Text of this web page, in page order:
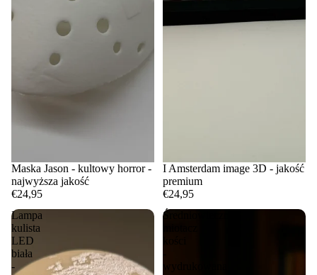
Maska Jason - kultowy horror -
najwyższa jakość
€24,95
I Amsterdam image 3D - jakość
premium
€24,95
Lampa
kulista
LED
biała
-
Średniowieczny
wydrukowana